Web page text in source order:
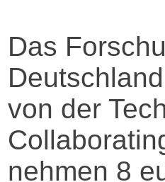
Das
von der
nehmen 8